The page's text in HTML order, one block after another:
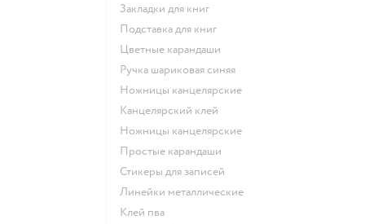
Закладки для книг
Подставка для книг
Цветные карандаши
Ручка шариковая синяя
Ножницы канцелярские
Канцелярский клей
Ножницы канцелярские
Простые карандаши
Стикеры для записей
Линейки металлические
Клей пва